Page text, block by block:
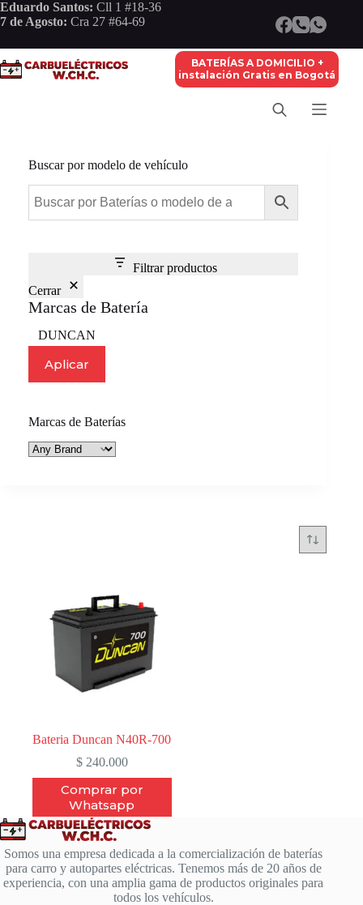
Saltar
al
Eduardo Santos: Cll 1 #18-36
7 de Agosto: Cra 27 #64-69
BATERÍAS A DOMICILIO +
instalación Gratis en Bogotá
Bateria Duncan N40R-700
$240.000
Comprar por
Whatsapp
Buscar por modelo de vehículo
Filtrar productos
Cerrar
Marcas de Batería
Marca
DUNCAN
Aplicar
Marcas de Baterías
Somos una empresa dedicada a la comercialización de baterías
para carro y autopartes eléctricas. Tenemos más de 20 años de
experiencia, con una amplia gama de productos originales para
todos los vehículos.